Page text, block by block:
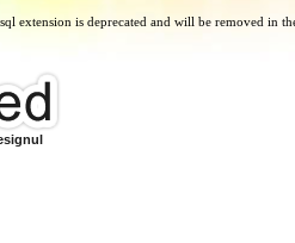
extension is deprecated and will be removed in